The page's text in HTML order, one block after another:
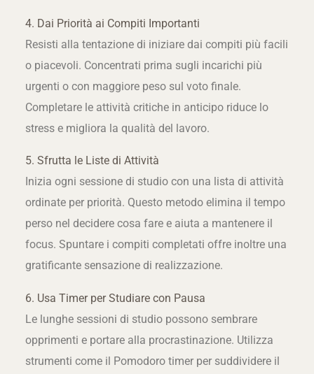
4. Dai Priorità ai Compiti Importanti
Resisti alla tentazione di iniziare dai compiti più facili
o piacevoli. Concentrati prima sugli incarichi più
urgenti o con maggiore peso sul voto finale.
Completare le attività critiche in anticipo riduce lo
stress e migliora la qualità del lavoro.
5. Sfrutta le Liste di Attività
Inizia ogni sessione di studio con una lista di attività
ordinate per priorità. Questo metodo elimina il tempo
perso nel decidere cosa fare e aiuta a mantenere il
focus. Spuntare i compiti completati offre inoltre una
gratificante sensazione di realizzazione.
6. Usa Timer per Studiare con Pausa
Le lunghe sessioni di studio possono sembrare
opprimenti e portare alla procrastinazione. Utilizza
strumenti come il Pomodoro timer per suddividere il